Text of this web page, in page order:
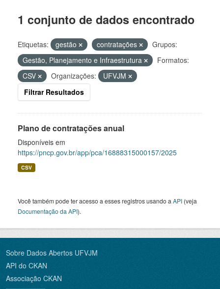
1 conjunto de dados encontrado
Etiquetas: gestão contratações
Grupos:
Gestão, Planejamento e Infraestrutura
Formatos:
CSV
Organizações:
UFVJM
Filtrar Resultados
Plano de contratações anual
Disponíveis em
https://pncp.gov.br/app/pca/16888315000157/2025
CSV
Você também pode ter acesso a esses registros usando a API (veja
Documentação da API).
Sobre Dados Abertos UFVJM
API do CKAN
Associação CKAN